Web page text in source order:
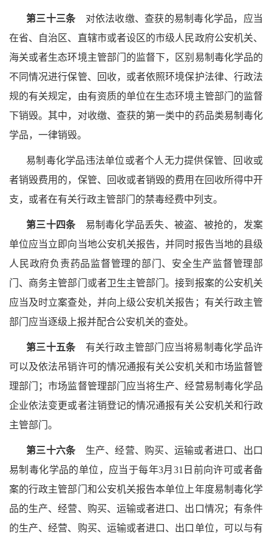
第三十三条对依法收缴、查获的易制毒化学品，应当
在省、自治区、直辖市或者设区的市级人民政府公安机关、
海关或者生态环境主管部门的监督下，区别易制毒化学品的
不同情况进行保管、回收，或者依照环境保护法律、行政法
规的有关规定，由有资质的单位在生态环境主管部门的监督
下销毁。其中，对收缴、查获的第一类中的药品类易制毒化
学品，一律销毁。
易制毒化学品违法单位或者个人无力提供保管、回收或
者销毁费用的，保管、回收或者销毁的费用在回收所得中开
支，或者在有关行政主管部门的禁毒经费中列支。
第三十四条易制毒化学品丢失、被盗、被抢的，发案
单位应当立即向当地公安机关报告，并同时报告当地的县级
人民政府负责药品监督管理的部门、安全生产监督管理部
门、商务主管部门或者卫生主管部门。接到报案的公安机关
应当及时立案查处，并向上级公安机关报告；有关行政主管
部门应当逐级上报并配合公安机关的查处。
第三十五条有关行政主管部门应当将易制毒化学品许
可以及依法吊销许可的情况通报有关公安机关和市场监督管
理部门；市场监督管理部门应当将生产、经营易制毒化学品
企业依法变更或者注销登记的情况通报有关公安机关和行政
主管部门。
第三十六条生产、经营、购买、运输或者进口、出口
易制毒化学品的单位，应当于每年3月31日前向许可或者备
案的行政主管部门和公安机关报告本单位上年度易制毒化学
品的生产、经营、购买、运输或者进口、出口情况；有条件
的生产、经营、购买、运输或者进口、出口单位，可以与有